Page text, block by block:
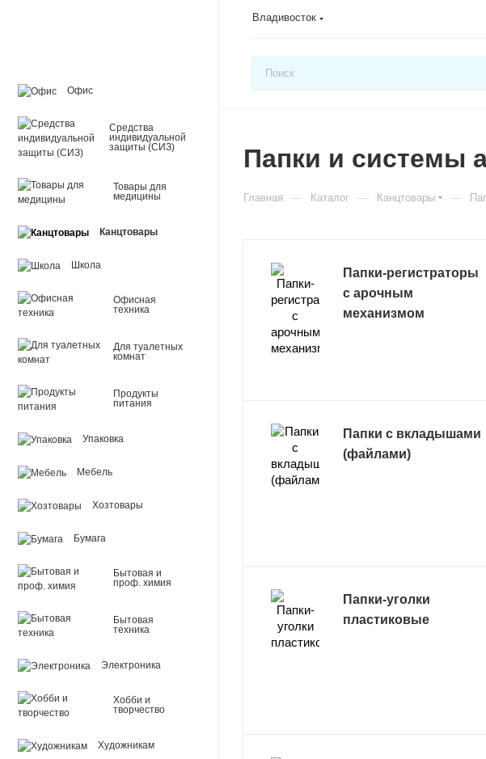
Владивосток
Офис
Средства
индивидуальной
защиты (СИЗ)
Товары для
медицины
Канцтовары
Школа
Офисная
техника
Для туалетных
комнат
Продукты
питания
Упаковка
Мебель
Хозтовары
Бумага
Бытовая и
проф. химия
Бытовая
техника
Электроника
Хобби и
творчество
Художникам
Папки и системы
Главная — Каталог — Канцтовары —
Папки-регистраторы
с арочным
механизмом
Папки с вкладышами
(файлами)
Папки-уголки
пластиковые